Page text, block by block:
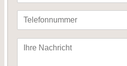
Bitte
lasse